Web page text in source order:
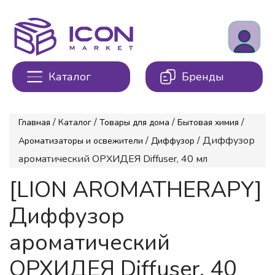
Каталог Бренды
Главная / Каталог / Товары для дома / Бытовая химия /
Ароматизаторы и освежители / Диффузор / Диффузор
ароматический ОРХИДЕЯ Diffuser, 40 мл
[LION AROMATHERAPY]
Диффузор
ароматический